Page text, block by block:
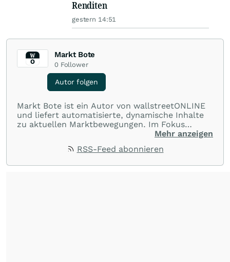
Renditen
gestern 14:51
Markt Bote
0 Follower
Autor folgen
Markt Bote ist ein Autor von wallstreetONLINE
und liefert automatisierte, dynamische Inhalte
zu aktuellen Marktbewegungen. Im Fokus
stehen Tops und Flops, Branchentrends und
Rohstoffe oder Krypto – die Beiträge sind kurz,
Mehr anzeigen
RSS-Feed abonnieren